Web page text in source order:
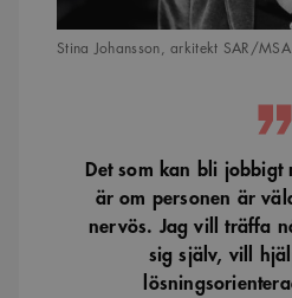
Stina Johansson, arkitekt SAR/
Det som kan bli jobbigt
är om personen är
nervös. Jag vill träffa
sig själv, vill